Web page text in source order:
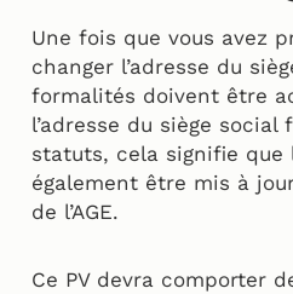
Une fois que vous avez
changer l’adresse du
formalités doivent être
l’adresse du siège social
statuts, cela signifie
également être mis à
de l’AGE.
Ce PV devra comporter